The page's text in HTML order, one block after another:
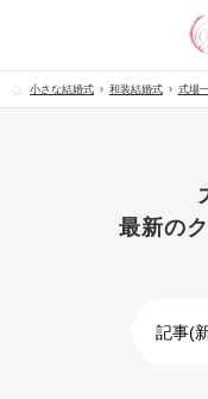
小さな結婚式 和装結婚式 式場
最新の